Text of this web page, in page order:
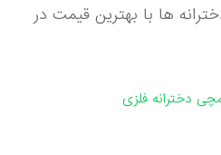
ها با بهترین قیمت در
دخترانه فلزی